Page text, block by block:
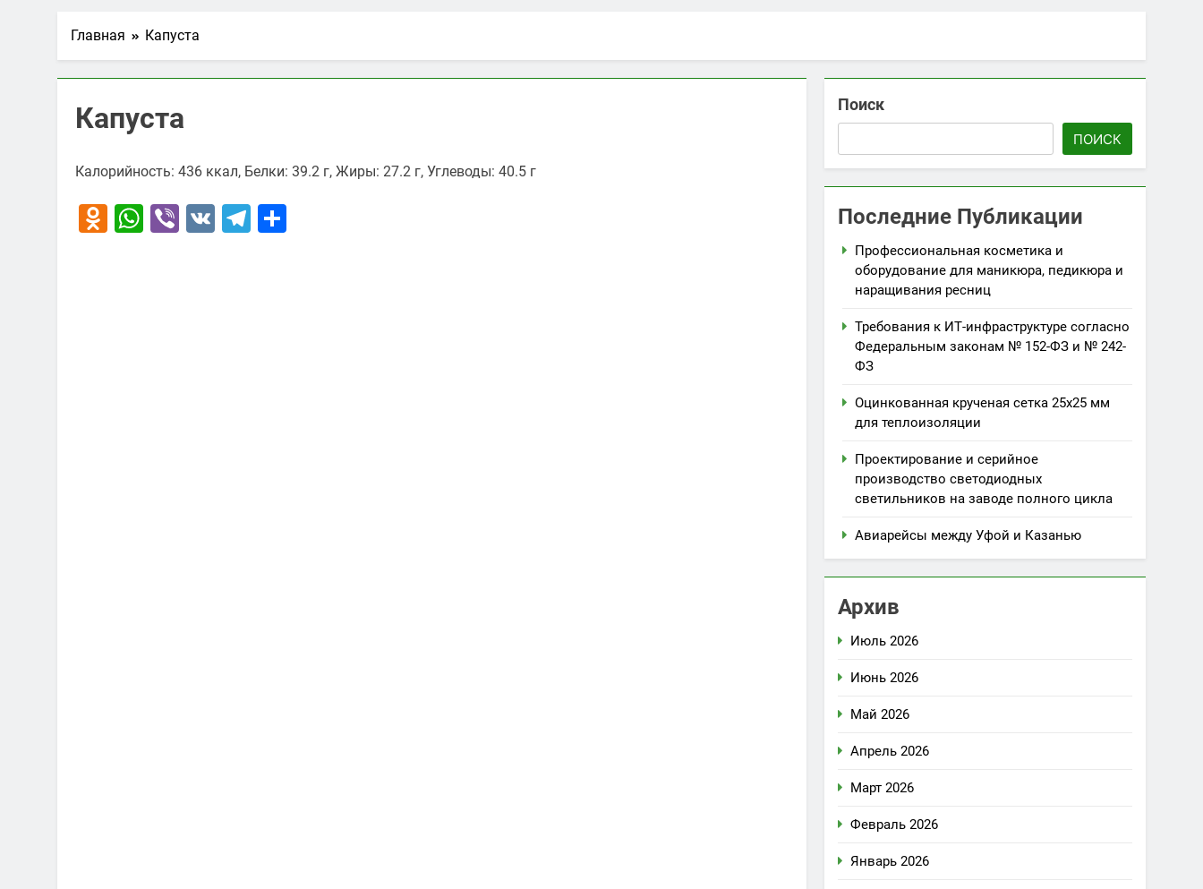
Главная Капуста
Капуста
Калорийность: 436 ккал, Белки: 39.2 г, Жиры: 27.2 г, Углеводы: 40.5 г
Odnoklassniki
WhatsApp
Viber
VK Telegram
Поиск
ПОИСК
Последние Публикации
Профессиональная косметика и
оборудование для маникюра, педикюра и
наращивания ресниц
Требования к ИТ-инфраструктуре согласно
Федеральным законам № 152-ФЗ и № 242-
ФЗ
Оцинкованная крученая сетка 25х25 мм
для теплоизоляции
Проектирование и серийное
производство светодиодных
светильников на заводе полного цикла
Авиарейсы между Уфой и Казанью
Архив
Июль 2026
Июнь 2026
Май 2026
Апрель 2026
Март 2026
Февраль 2026
Январь 2026